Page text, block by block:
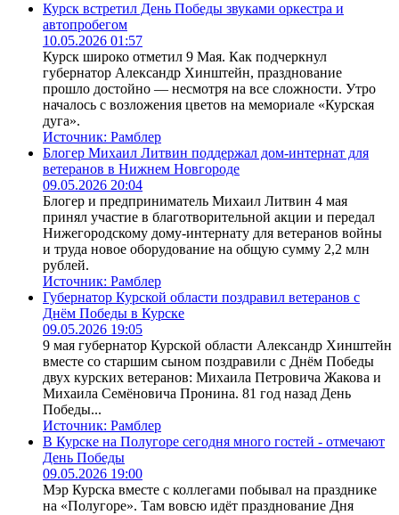
Курск встретил День Победы звуками оркестра и
автопробегом
10.05.2026 01:57
Курск широко отметил 9 Мая. Как подчеркнул
губернатор Александр Хинштейн, празднование
прошло достойно — несмотря на все сложности. Утро
началось с возложения цветов на мемориале «Курская
дуга».
Источник: Рамблер
Блогер Михаил Литвин поддержал дом-интернат для
ветеранов в Нижнем Новгороде
09.05.2026 20:04
Блогер и предприниматель Михаил Литвин 4 мая
принял участие в благотворительной акции и передал
Нижегородскому дому-интернату для ветеранов войны
и труда новое оборудование на общую сумму 2,2 млн
рублей.
Источник: Рамблер
Губернатор Курской области поздравил ветеранов с
Днём Победы в Курске
09.05.2026 19:05
9 мая губернатор Курской области Александр Хинштейн
вместе со старшим сыном поздравили с Днём Победы
двух курских ветеранов: Михаила Петровича Жакова и
Михаила Семёновича Пронина. 81 год назад День
Победы...
Источник: Рамблер
В Курске на Полугоре сегодня много гостей - отмечают
День Победы
09.05.2026 19:00
Мэр Курска вместе с коллегами побывал на празднике
на «Полугоре». Там вовсю идёт празднование Дня